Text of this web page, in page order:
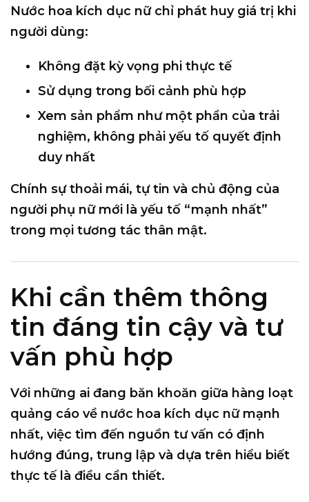
Nước hoa kích dục nữ chỉ phát huy giá trị khi
người dùng:
Không đặt kỳ vọng phi thực tế
Sử dụng trong bối cảnh phù hợp
Xem sản phẩm như một phần của trải
nghiệm, không phải yếu tố quyết định
duy nhất
Chính sự thoải mái, tự tin và chủ động của
người phụ nữ mới là yếu tố “mạnh nhất”
trong mọi tương tác thân mật.
Khi cần thêm thông
tin đáng tin cậy và tư
vấn phù hợp
Với những ai đang băn khoăn giữa hàng loạt
quảng cáo về nước hoa kích dục nữ mạnh
nhất, việc tìm đến nguồn tư vấn có định
hướng đúng, trung lập và dựa trên hiểu biết
thực tế là điều cần thiết.